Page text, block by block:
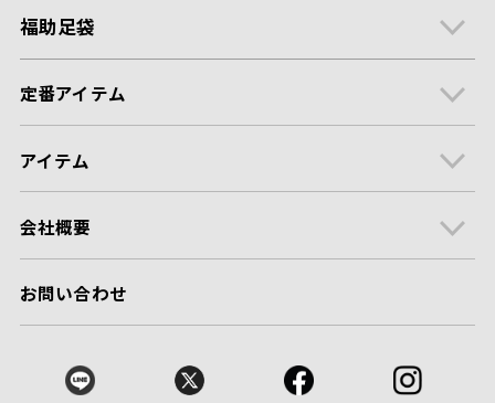
福助足袋
定番アイテム
アイテム
会社概要
お問い合わせ